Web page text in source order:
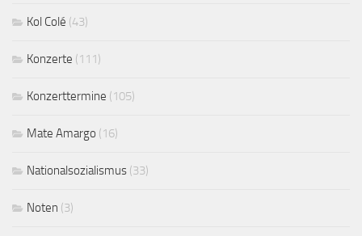
Kol Colé (43)
Konzerte (111)
Konzerttermine (105)
Mate Amargo (16)
Nationalsozialismus (33)
Noten (3)